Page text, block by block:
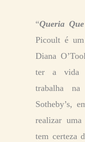
“Queria
Picoult é
Diana
ter a vida
trabalha
Sotheby’s,
realizar uma
tem certeza